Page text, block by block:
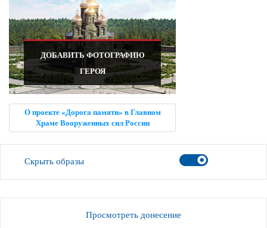
ДОБАВИТЬ ФОТОГРАФИЮ
ГЕРОЯ
О проекте «Дорога памяти» в Главном
Храме Вооруженных сил России
Скрыть образы
Просмотреть донесение